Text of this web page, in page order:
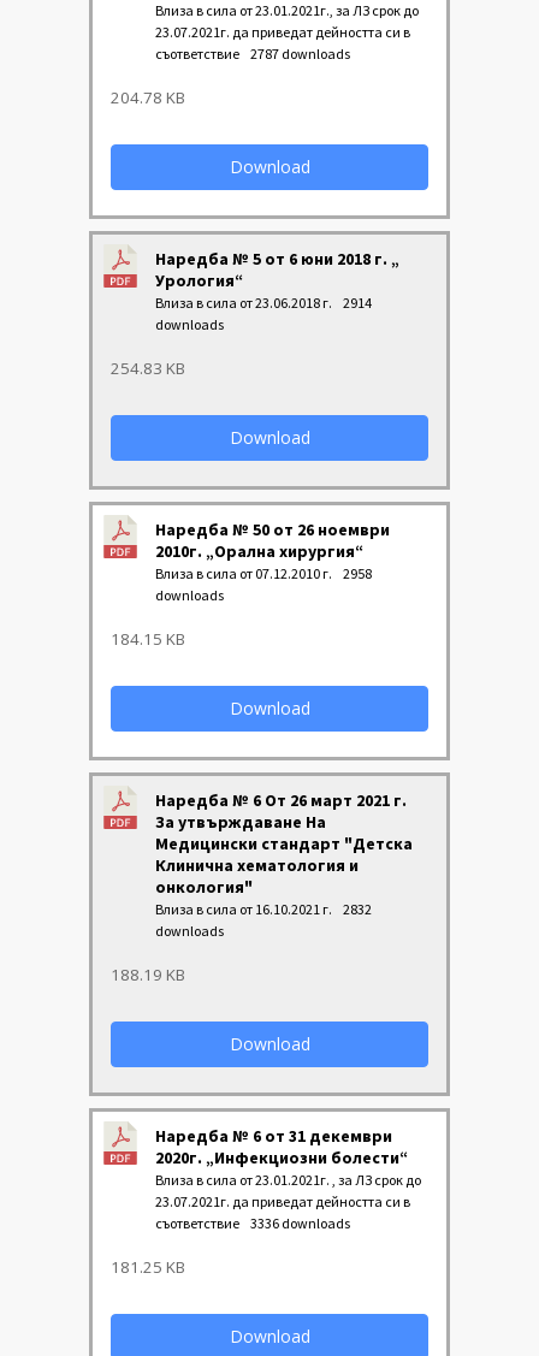
Влиза в сила от 23.01.2021г., за ЛЗ срок до
23.07.2021г. да приведат дейността си в
съответствие 2787 downloads
204.78 KB
Download
Наредба № 5 от 6 юни 2018 г. „
Урология“
Влиза в сила от 23.06.2018 г.
2914
downloads
254.83 KB
Download
Наредба № 50 от 26 ноември
2010г. „Орална хирургия“
Влиза в сила от 07.12.2010 г.
2958
downloads
184.15 KB
Download
Наредба № 6 От 26 март 2021 г.
За утвърждаване На
Медицински стандарт "Детска
Клинична хематология и
онкология"
Влиза в сила от 16.10.2021 г.
2832
downloads
188.19 KB
Download
Наредба № 6 от 31 декември
2020г. „Инфекциозни болести“
Влиза в сила от 23.01.2021г. , за ЛЗ срок до
23.07.2021г. да приведат дейността си в
съответствие 3336 downloads
181.25 KB
Download